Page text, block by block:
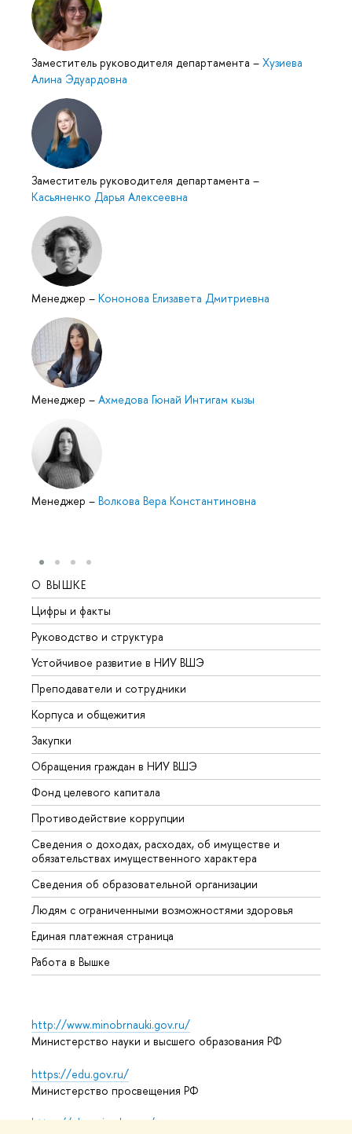
Заместитель руководителя департамента – Хузиева
Алина Эдуардовна
Заместитель руководителя департамента –
Касьяненко Дарья Алексеевна
Менеджер – Кононова Елизавета Дмитриевна
Менеджер – Ахмедова Гюнай Интигам кызы
Менеджер – Волкова Вера Константиновна
О ВЫШКЕ
Цифры и факты
Руководство и структура
Устойчивое развитие в НИУ ВШЭ
Преподаватели и сотрудники
Корпуса и общежития
Закупки
Обращения граждан в НИУ ВШЭ
Фонд целевого капитала
Противодействие коррупции
Сведения о доходах, расходах, об имуществе и
обязательствах имущественного характера
Сведения об образовательной организации
Людям с ограниченными возможностями здоровья
Единая платежная страница
Работа в Вышке
http://www.minobrnauki.gov.ru/
Министерство науки и высшего образования РФ
https://edu.gov.ru/
Министерство просвещения РФ
https://elearning.hse.ru/mooc